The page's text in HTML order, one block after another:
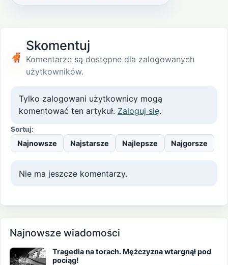
Skomentuj
Komentarze są dostępne dla zalogowanych
użytkowników.
Tylko zalogowani użytkownicy mogą
komentować ten artykuł. Zaloguj się.
Sortuj:
Najnowsze Najstarsze Najlepsze Najgorsze
Nie ma jeszcze komentarzy.
Najnowsze wiadomości
Tragedia na torach. Mężczyzna wtargnął pod
pociąg!